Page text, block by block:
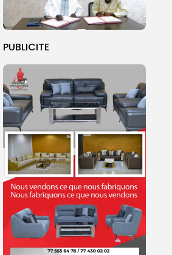
PUBLICITE